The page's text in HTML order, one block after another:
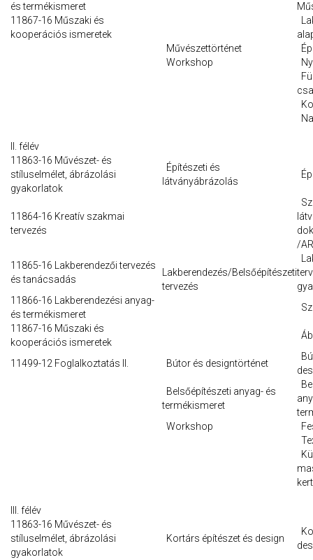
és termékismeret
11867-16 Műszaki és
kooperációs ismeretek
Művészettörténet
Workshop
II. félév
11863-16 Művészet- és
stíluselmélet, ábrázolási
gyakorlatok
Építészeti és
látványábrázolás
11864-16 Kreatív szakmai
tervezés
/
11865-16 Lakberendezői tervezés
és tanácsadás
Lakberendezés/Belsőépítészeti
tervezés
11866-16 Lakberendezési anyag-
és termékismeret
11867-16 Műszaki és
kooperációs ismeretek
11499-12 Foglalkoztatás II. Bútor és designtörténet
Belsőépítészeti anyag- és
termékismeret
Workshop
III. félév
11863-16 Művészet- és
stíluselmélet, ábrázolási
gyakorlatok
Kortárs építészet és design